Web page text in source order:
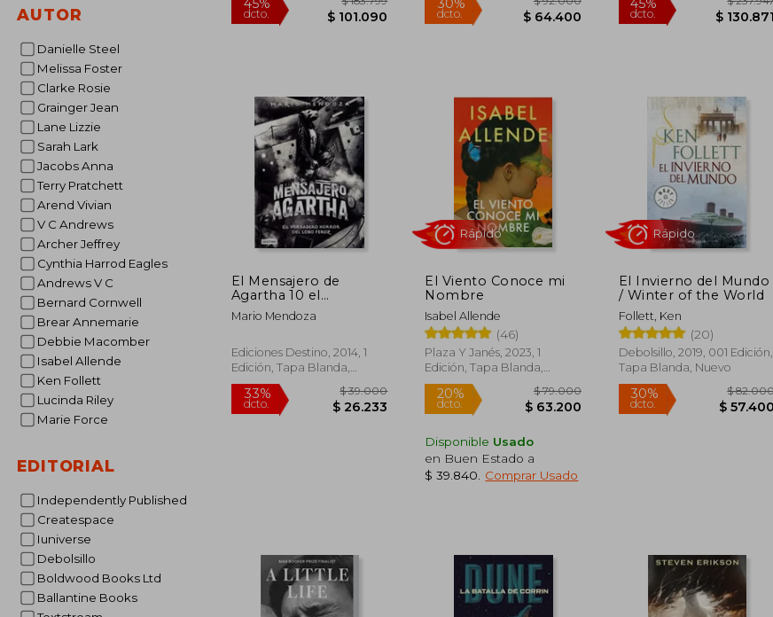
AUTOR
Danielle Steel
Melissa Foster
Clarke Rosie
Grainger Jean
Lane Lizzie
Sarah Lark
Jacobs Anna
Terry Pratchett
Arend Vivian
V C Andrews
Archer Jeffrey
Cynthia Harrod Eagles
Andrews V C
Bernard Cornwell
Brear Annemarie
Debbie Macomber
Isabel Allende
Ken Follett
Lucinda Riley
Marie Force
EDITORIAL
Independently Published
Createspace
Iuniverse
Debolsillo
Boldwood Books Ltd
Ballantine Books
45%
dcto. $ 101.090
30%
dcto.
45%
dcto.
El Mensajero de
Agartha 10 el
Verdadero Horror del
Lobo Feroz
Mario Mendoza
Ediciones Destino, 2014, 1
Edición, Tapa Blanda,
Nuevo
33%
dcto.
El Viento Conoce mi
Nombre
Isabel Allende
(46)
Plaza Y Janés, 2023, 1
Edición, Tapa Blanda,
Nuevo
20%
dcto.
Rápido
Disponible Usado
en Buen Estado a
$ 39.840
Comprar Usado
El Invierno del Mundo
/ Winter of the World
Follett, Ken
(20)
Debolsillo, 2019, 001 Edición,
Tapa Blanda, Nuevo
30%
dcto.
Rápido